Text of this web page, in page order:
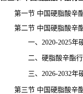
第一节 中国硬脂酸辛
第二节 中国硬脂酸辛
一、2020-2025年硬
二、硬脂酸辛酯行业
三、2026-2032年硬
第三节 中国硬脂酸辛酯